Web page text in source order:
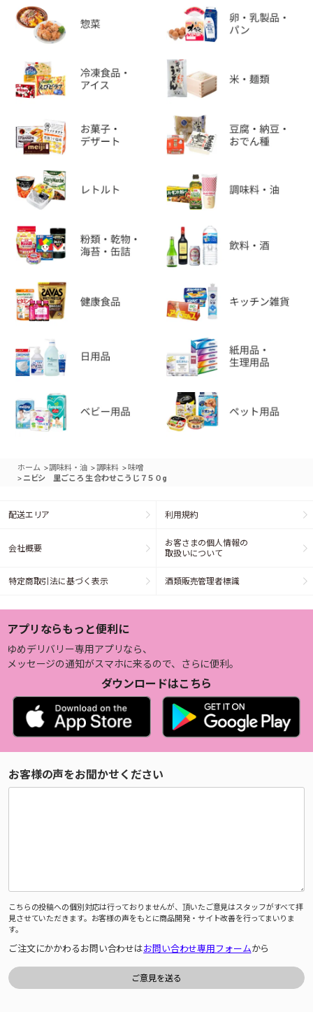
ホーム >調味料・油 >調味料 > 味噌
> ニビシ 里ごころ 生 合わせこうじ７５０g
配送エリア 利用規約
会社概要
お客さまの個人情報の
取扱いについて
特定商取引法に基づく表示 酒類販売管理者標識
アプリならもっと便利に
ゆめデリバリー専用アプリなら、
メッセージの通知がスマホに来るので、さらに便利。
ダウンロードはこちら
お客様の声をお聞かせください
こちらの投稿への個別対応は行っておりませんが、頂いたご意見はスタッフがすべて拝
見させていただきます。お客様の声をもとに商品開発・サイト改善を行ってまいりま
す。
ご注文にかかわるお問い合わせはお問い合わせ専用フォームから